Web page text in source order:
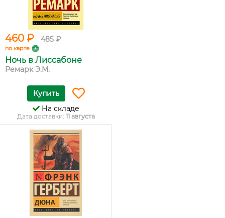
460 ₽ 485 ₽
по карте
Ночь в Лиссабоне
Ремарк Э.М.
Купить
На складе
Дата доставки: 11 августа